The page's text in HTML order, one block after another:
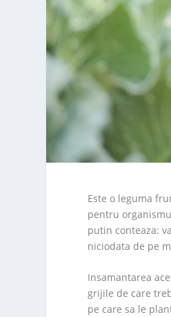
Este o leguma
pentru
putin conteaza:
niciodata de pe
Insamantarea
grijile de care
pe care sa le